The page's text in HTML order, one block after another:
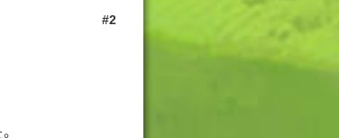
2